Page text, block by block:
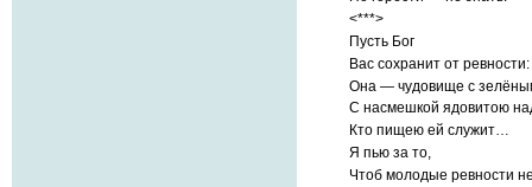
<***>
Пусть Бог
Вас сохранит от ревности:
Она — чудовище с
С насмешкой ядовитою
Кто пищею ей служит…
Я пью за то,
Чтоб молодые ревности